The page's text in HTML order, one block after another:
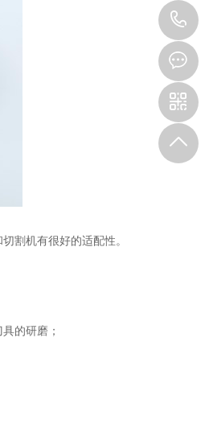
割机有很好的适配性。
的研磨；